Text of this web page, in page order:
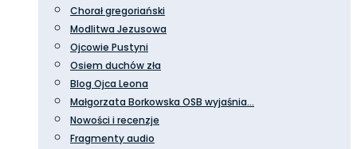
Chorał gregoriański
Modlitwa Jezusowa
Ojcowie Pustyni
Osiem duchów zła
Blog Ojca Leona
Małgorzata Borkowska OSB wyjaśnia…
Nowości i recenzje
Fragmenty audio